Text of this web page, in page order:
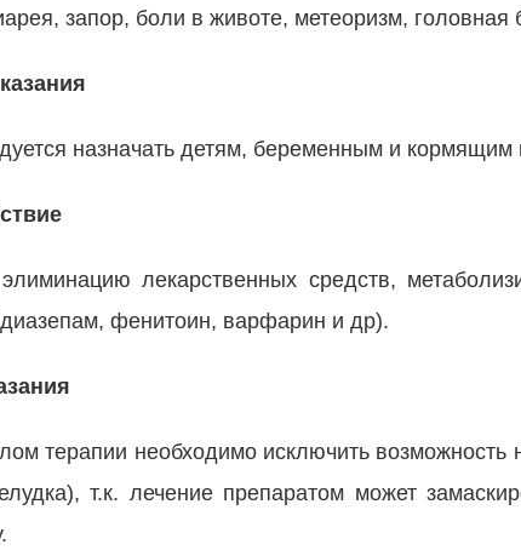
запор, боли в животе, метеоризм, головная
назначать детям, беременным и кормящим
лекарственных средств,
фенитоин, варфарин и др).
терапии необходимо исключить возможность
т.к. лечение препаратом может